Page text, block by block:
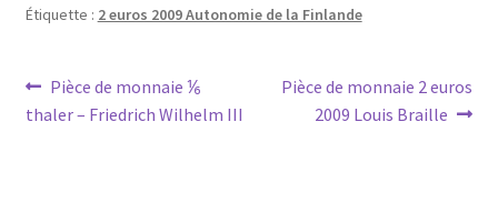
Étiquette : 2 euros 2009 Autonomie de la Finlande
Pièce de monnaie ⅙
thaler – Friedrich Wilhelm III
Pièce de monnaie 2 euros
2009 Louis Braille